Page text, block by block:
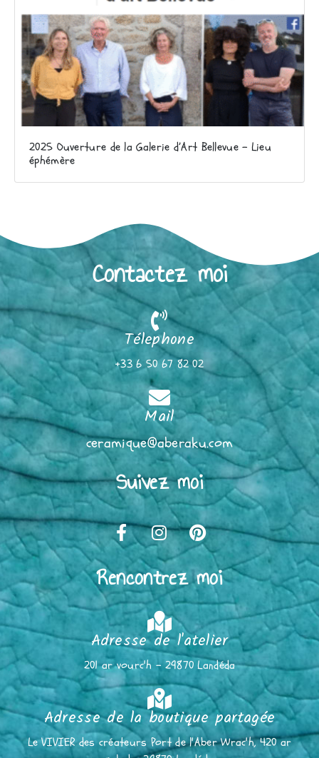
2025 Ouverture de la Galerie d’Art Bellevue – Lieu
éphémère
Contactez moi
Télephone
+33 6 50 67 82 02
Mail
ceramique@aberaku.com
Suivez moi
Rencontrez moi
Adresse de l'atelier
201 ar vourc'h - 29870 Landéda
Adresse de la boutique partagée
Le VIVIER des créateurs Port de l'Aber Wrac'h, 420 ar